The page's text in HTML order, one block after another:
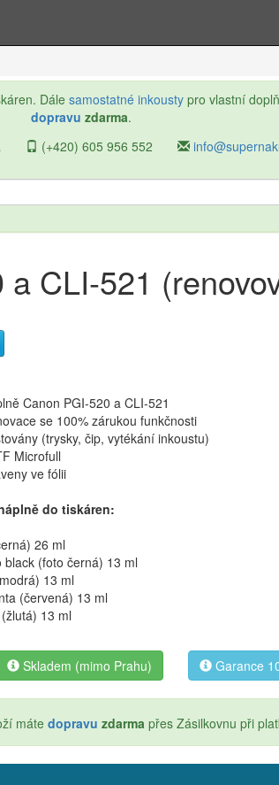
Dále samostatné inkousty pro vlastní
dopravu zdarma.
(+420) 605 956 552
CLI-521
Canon PGI-520 a CLI-521
se 100% zárukou funkčnosti
(trysky, čip, vytékání inkoustu)
Microfull
ve fólii
do tiskáren:
26 ml
black (foto černá) 13 ml
13 ml
(červená) 13 ml
13 ml
Skladem (mimo Prahu) Garance
mátedopravu zdarma přes Zásilkovnu při